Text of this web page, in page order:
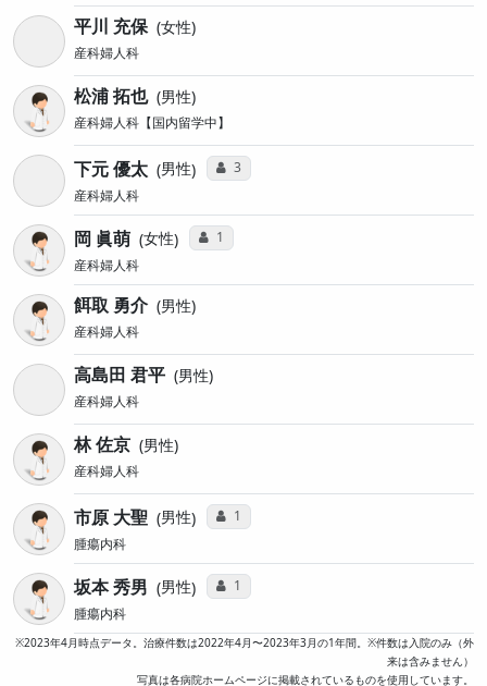
平川 充保 女性
産科婦人科
松浦 拓也 男性
産科婦人科【国内留学中】
下元 優太 男性 コミュニケーション・タイプ投票数
3
産科婦人科
岡 眞萌 女性 コミュニケーション・タイプ投票数
1
産科婦人科
餌取 勇介 男性
産科婦人科
高島田 君平 男性
産科婦人科
林 佐京 男性
産科婦人科
市原 大聖 男性 コミュニケーション・タイプ投票数
1
腫瘍内科
坂本 秀男 男性 コミュニケーション・タイプ投票数
1
腫瘍内科
※2023年4月時点データ。治療件数は2022年4月〜2023年3月の1年間。※件数は入院のみ（外
来は含みません）
写真は各病院ホームページに掲載されているものを使用しています。